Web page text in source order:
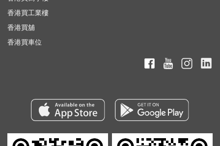
香港買工業樓
香港買舖
香港買車位